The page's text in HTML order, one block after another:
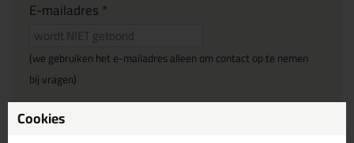
E-mailadres *
(we gebruiken het e-mailadres alleen om contact op te nemen
bij vragen)
Reviewtitel *
Cookies